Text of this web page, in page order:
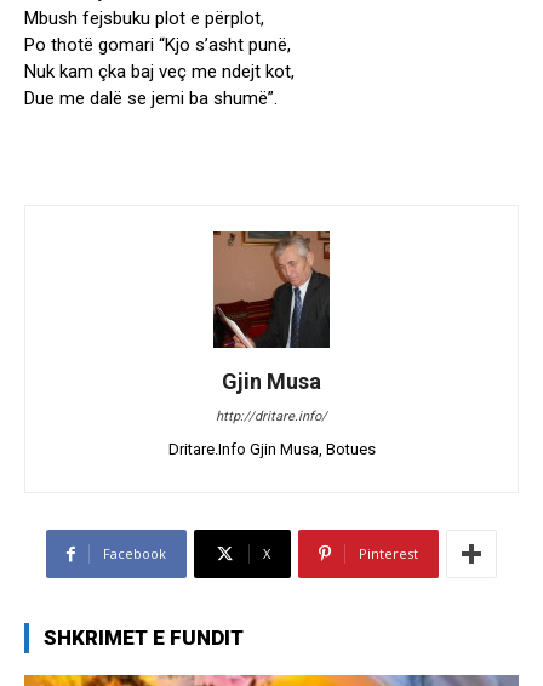
Mbush fejsbuku plot e përplot,
Po thotë gomari “Kjo s’asht punë,
Nuk kam çka baj veç me ndejt kot,
Due me dalë se jemi ba shumë”.
Gjin Musa
http://dritare.info/
Dritare.Info Gjin Musa, Botues
Facebook X Pinterest
SHKRIMET E FUNDIT